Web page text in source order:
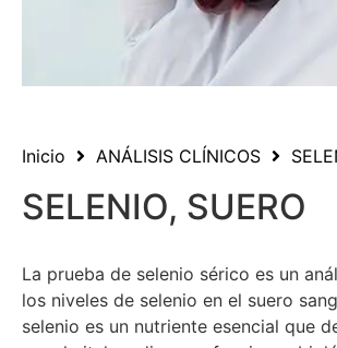
Inicio ANÁLISIS CLÍNICOS
SELENIO, SUERO
La prueba de selenio sérico es un
los niveles de selenio en el suero
selenio es un nutriente esencial que